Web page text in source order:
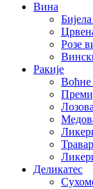
Вина
Розе
Ракије
Воћне
Деликатес